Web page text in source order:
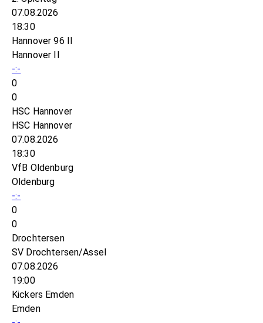
07.08.2026
18:30
Hannover 96 II
Hannover II
-:-
0
0
HSC Hannover
HSC Hannover
07.08.2026
18:30
VfB Oldenburg
Oldenburg
-:-
0
0
Drochtersen
SV Drochtersen/Assel
07.08.2026
19:00
Kickers Emden
Emden